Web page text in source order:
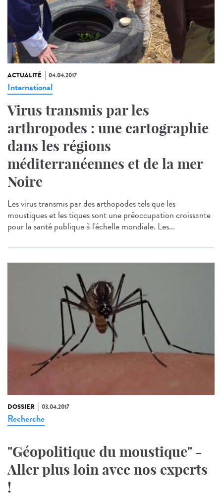
ACTUALITÉ 04.04.2017
International
Virus transmis par les
arthropodes : une cartographie
dans les régions
méditerranéennes et de la mer
Noire
Les virus transmis par des arthopodes tels que les
moustiques et les tiques sont une préoccupation croissante
pour la santé publique à l'échelle mondiale. Les...
DOSSIER 03.04.2017
Recherche
"Géopolitique du moustique" -
Aller plus loin avec nos experts
!